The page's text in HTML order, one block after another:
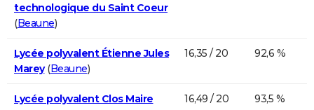
technologique du Saint Coeur
(Beaune)
Lycée polyvalent Étienne Jules
Marey(Beaune)
16,35 / 20 92,6 %
Lycée polyvalent Clos Maire
16,49 / 20 93,5 %